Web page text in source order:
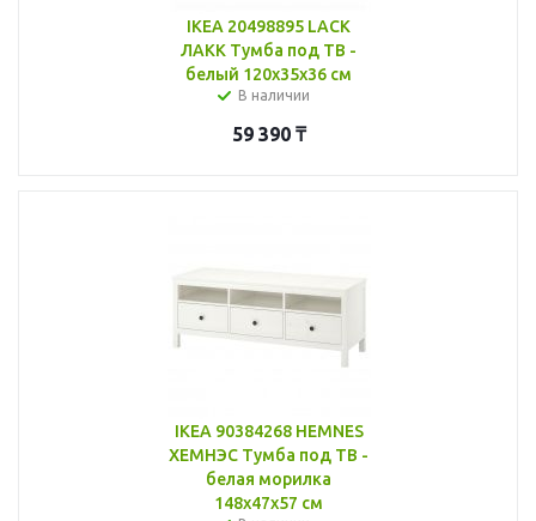
IKEA 20498895 LACK
ЛАКК Тумба под ТВ -
белый 120x35x36 см
В наличии
59 390₸
IKEA 90384268 HEMNES
ХЕМНЭС Тумба под ТВ -
белая морилка
148x47x57 см